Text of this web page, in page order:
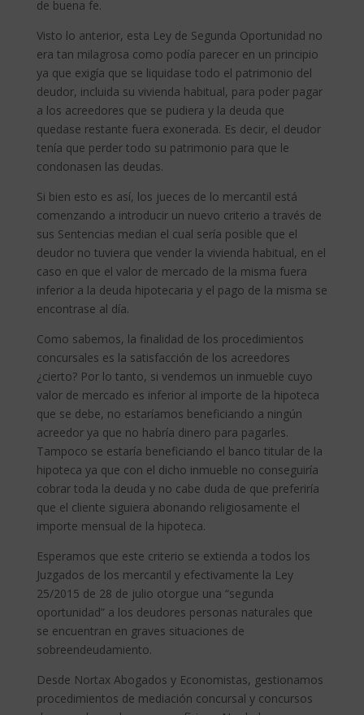
de buena fe.
Visto lo anterior, esta Ley de Segunda Oportunidad no
era tan milagrosa como podía parecer en un principio
ya que exigía que se liquidase todo el patrimonio del
deudor, incluida su vivienda habitual, para poder pagar
a los acreedores que se pudiera y la deuda que
quedase restante fuera exonerada. Es decir, el deudor
tenía que perder todo su patrimonio para que le
condonasen las deudas.
Si bien esto es así, los jueces de lo mercantil está
comenzando a introducir un nuevo criterio a través de
sus Sentencias median el cual sería posible que el
deudor no tuviera que vender la vivienda habitual, en el
caso en que el valor de mercado de la misma fuera
inferior a la deuda hipotecaria y el pago de la misma se
encontrase al día.
Como sabemos, la finalidad de los procedimientos
concursales es la satisfacción de los acreedores
¿cierto? Por lo tanto, si vendemos un inmueble cuyo
valor de mercado es inferior al importe de la hipoteca
que se debe, no estaríamos beneficiando a ningún
acreedor ya que no habría dinero para pagarles.
Tampoco se estaría beneficiando el banco titular de la
hipoteca ya que con el dicho inmueble no conseguiría
cobrar toda la deuda y no cabe duda de que preferiría
que el cliente siguiera abonando religiosamente el
importe mensual de la hipoteca.
Esperamos que este criterio se extienda a todos los
Juzgados de los mercantil y efectivamente la Ley
25/2015 de 28 de julio otorgue una “segunda
oportunidad” a los deudores personas naturales que
se encuentran en graves situaciones de
sobreendeudamiento.
Desde Nortax Abogados y Economistas, gestionamos
procedimientos de mediación concursal y concursos